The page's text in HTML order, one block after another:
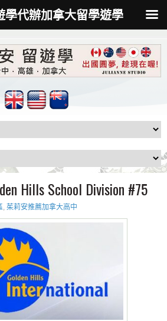
Hills School Division #75
, 茱莉安推薦加拿大高中
學代辦加拿大留學遊學